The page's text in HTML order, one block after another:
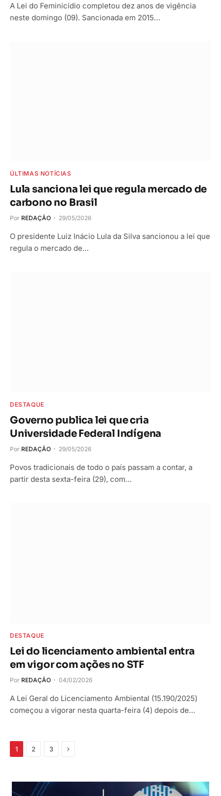
A Lei do Feminicídio completou dez anos de vigência
neste domingo (09). Sancionada em 2015…
ÚLTIMAS NOTÍCIAS
Lula sanciona lei que regula mercado de
carbono no Brasil
Por REDAÇÃO 29/05/2026
O presidente Luiz Inácio Lula da Silva sancionou a lei que
regula o mercado de…
DESTAQUE
Governo publica lei que cria
Universidade Federal Indígena
Por REDAÇÃO 29/05/2026
Povos tradicionais de todo o país passam a contar, a
partir desta sexta-feira (29), com…
DESTAQUE
Lei do licenciamento ambiental entra
em vigor com ações no STF
Por REDAÇÃO 04/02/2026
A Lei Geral do Licenciamento Ambiental (15.190/2025)
começou a vigorar nesta quarta-feira (4) depois de…
1 2 3 Próximo